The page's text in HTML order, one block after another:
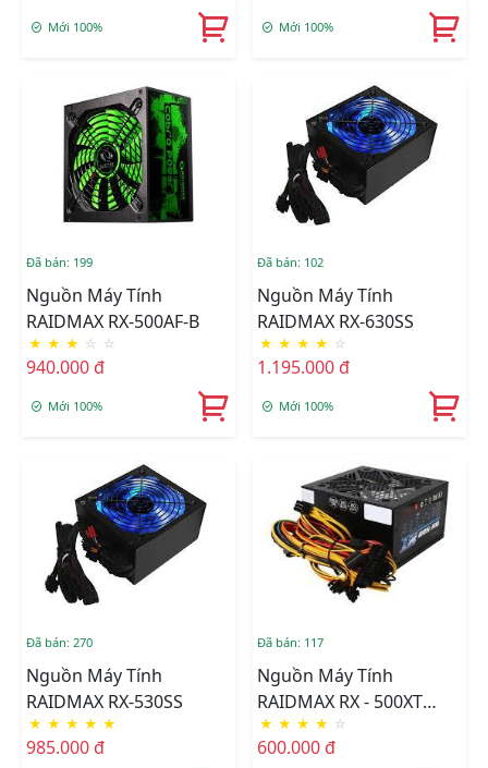
Mới 100% Mới 100%
Đã bán: 199
Nguồn Máy Tính
RAIDMAX RX-500AF-B
★ ★ ★ ☆ ☆
940.000 đ
Mới 100%
Đã bán: 102
Nguồn Máy Tính
RAIDMAX RX-630SS
★ ★ ★ ★ ☆
1.195.000 đ
Mới 100%
Đã bán: 270
Nguồn Máy Tính
RAIDMAX RX-530SS
★ ★ ★ ★ ★
985.000 đ
Đã bán: 117
Nguồn Máy Tính
RAIDMAX RX - 500XT
500W
★ ★ ★ ★ ☆
600.000 đ